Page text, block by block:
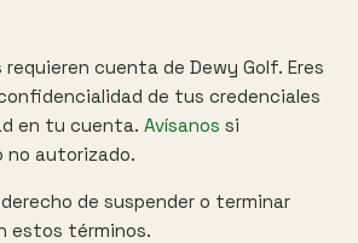
cuenta de Dewy Golf. Eres
de tus credenciales
en tu cuenta. Avísanos si
no autorizado.
de suspender o terminar
estos términos.